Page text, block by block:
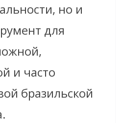
но и
для
и часто
бразильской